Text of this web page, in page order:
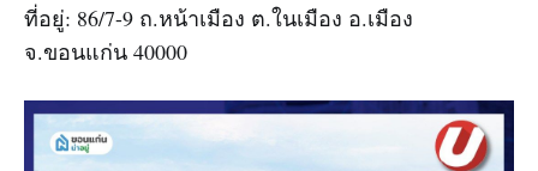
ที่อยู่: 86/7-9 ถ.หน้าเมือง ต.ในเมือง อ.เมือง
จ.ขอนแก่น 40000